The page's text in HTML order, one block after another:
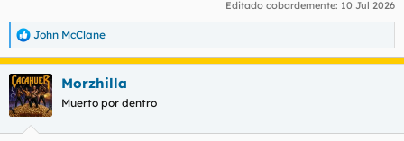
Editado cobardemente: 10 Jul 2026
R
e
a
c
c
i
John McClane
Morzhilla
Muerto por dentro